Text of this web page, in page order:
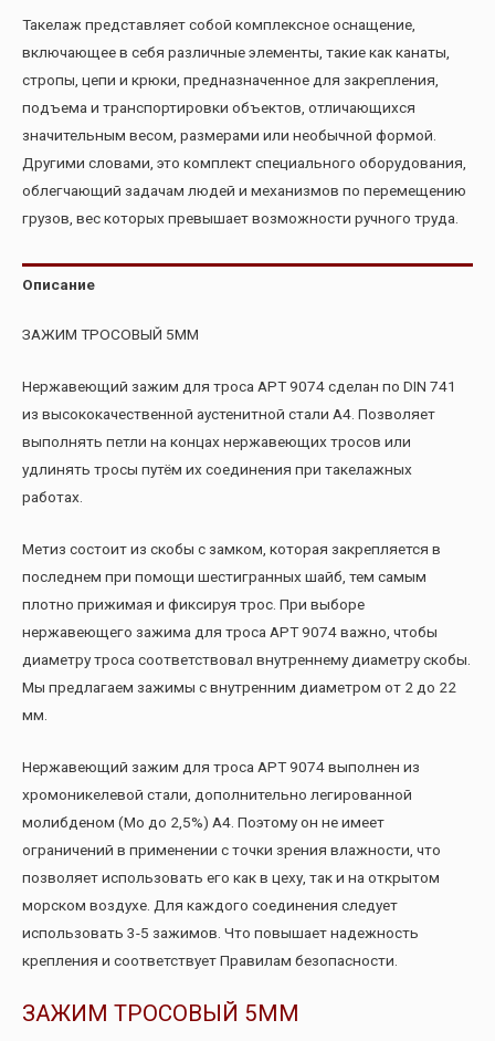
Такелаж представляет собой комплексное оснащение,
включающее в себя различные элементы, такие как канаты,
стропы, цепи и крюки, предназначенное для закрепления,
подъема и транспортировки объектов, отличающихся
значительным весом, размерами или необычной формой.
Другими словами, это комплект специального оборудования,
облегчающий задачам людей и механизмов по перемещению
грузов, вес которых превышает возможности ручного труда.
Описание
ЗАЖИМ ТРОСОВЫЙ 5ММ
Нержавеющий зажим для троса AРT 9074 сделан по DIN 741
из высококачественной аустенитной стали А4. Позволяет
выполнять петли на концах нержавеющих тросов или
удлинять тросы путём их соединения при такелажных
работах.
Метиз состоит из скобы с замком, которая закрепляется в
последнем при помощи шестигранных шайб, тем самым
плотно прижимая и фиксируя трос. При выборе
нержавеющего зажима для троса AРT 9074 важно, чтобы
диаметру троса соответствовал внутреннему диаметру скобы.
Мы предлагаем зажимы с внутренним диаметром от 2 до 22
мм.
Нержавеющий зажим для троса AРT 9074 выполнен из
хромоникелевой стали, дополнительно легированной
молибденом (Mo до 2,5%) А4. Поэтому он не имеет
ограничений в применении с точки зрения влажности, что
позволяет использовать его как в цеху, так и на открытом
морском воздухе. Для каждого соединения следует
использовать 3-5 зажимов. Что повышает надежность
крепления и соответствует Правилам безопасности.
ЗАЖИМ ТРОСОВЫЙ 5ММ